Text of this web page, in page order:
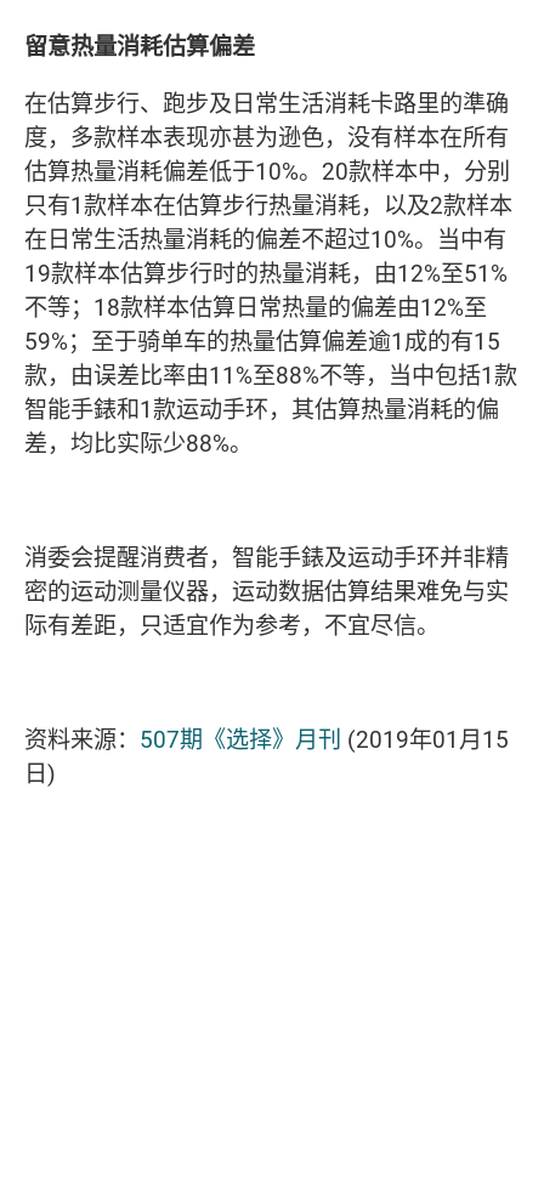
留意热量消耗估算偏差
在估算步行、跑步及日常生活消耗卡路里的準确
度，多款样本表现亦甚为逊色，没有样本在所有
估算热量消耗偏差低于10%。20款样本中，分别
只有1款样本在估算步行热量消耗，以及2款样本
在日常生活热量消耗的偏差不超过10%。当中有
19款样本估算步行时的热量消耗，由12%至51%
不等；18款样本估算日常热量的偏差由12%至
59%；至于骑单车的热量估算偏差逾1成的有15
款，由误差比率由11%至88%不等，当中包括1款
智能手錶和1款运动手环，其估算热量消耗的偏
差，均比实际少88%。
消委会提醒消费者，智能手錶及运动手环并非精
密的运动测量仪器，运动数据估算结果难免与实
际有差距，只适宜作为参考，不宜尽信。
资料来源： 507期《选择》月刊 (2019年01月15
日)